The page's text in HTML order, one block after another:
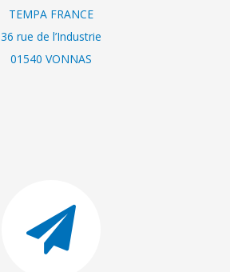
TEMPA FRANCE
36 rue de l’Industrie
01540 VONNAS